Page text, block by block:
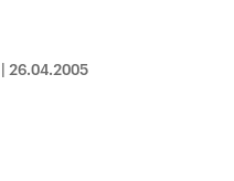
| 26.04.2005